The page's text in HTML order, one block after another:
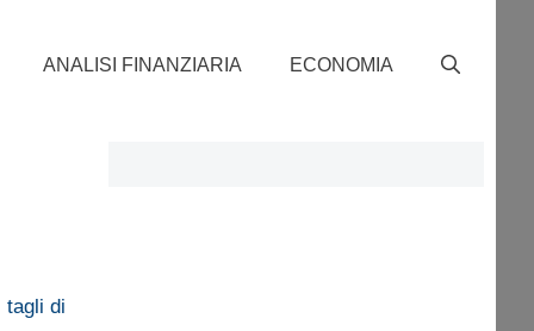
ANALISI FINANZIARIA ECONOMIA
di